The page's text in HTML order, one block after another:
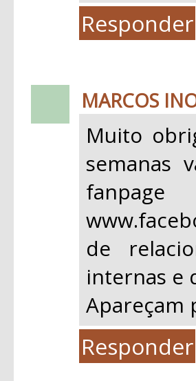
Responder
MARCOS
Muito
semanas
de
internas e
Apareçam
Responder